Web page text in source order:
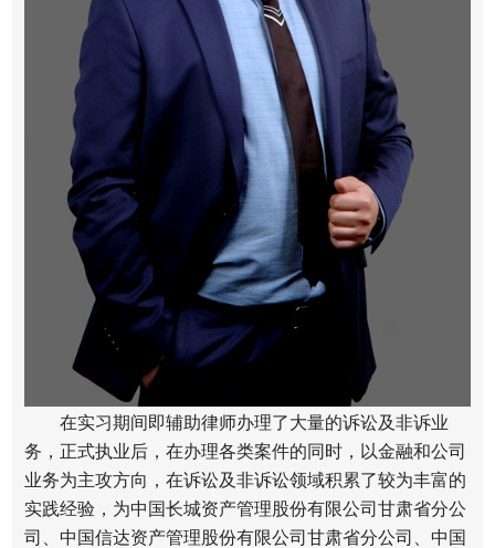
在实习期间即辅助律师办理了大量的诉讼及非诉业
务，正式执业后，在办理各类案件的同时，以金融和公司
业务为主攻方向，在诉讼及非诉讼领域积累了较为丰富的
实践经验，为中国长城资产管理股份有限公司甘肃省分公
司、中国信达资产管理股份有限公司甘肃省分公司、中国